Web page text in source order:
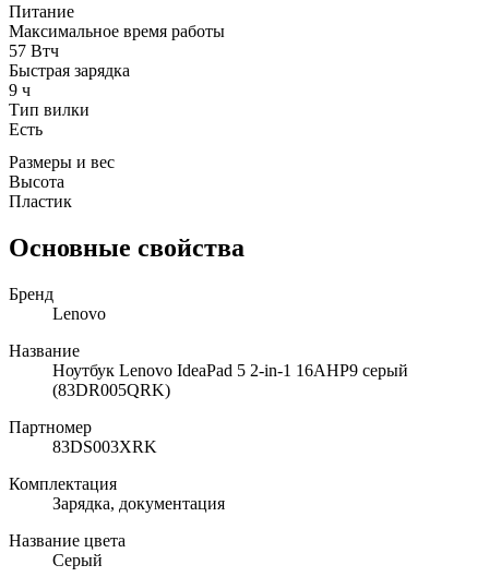
Питание
Максимальное время работы
57 Втч
Быстрая зарядка
9 ч
Тип вилки
Есть
Размеры и вес
Высота
Пластик
Основные свойства
Бренд
Lenovo
Название
Ноутбук Lenovo IdeaPad 5 2-in-1 16AHP9 серый
(83DR005QRK)
Партномер
83DS003XRK
Комплектация
Зарядка, документация
Название цвета
Серый